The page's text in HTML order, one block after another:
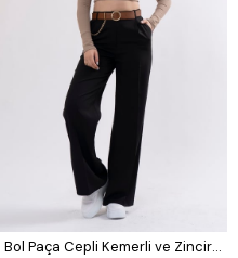
Bol Paça Cepli Kemerli ve Zincir Detaylı Atlas Kumaş Pantolon